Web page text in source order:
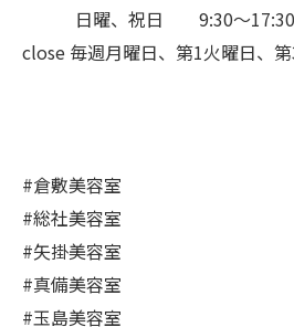
日曜、祝日 9:30〜17:30
close 毎週月曜日、第1火曜日、
#倉敷美容室
#総社美容室
#矢掛美容室
#真備美容室
#玉島美容室